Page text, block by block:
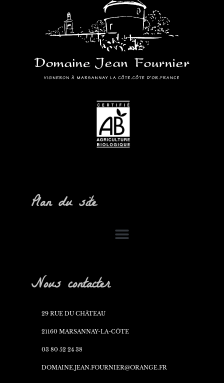
Plan du site
Nous contacter
29 RUE DU CHÂTEAU
21160 MARSANNAY-LA-CÔTE
03 80 52 24 38
DOMAINE.JEAN.FOURNIER@ORANGE.FR